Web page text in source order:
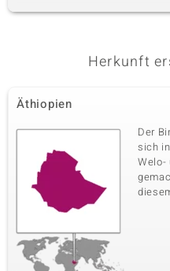
Herkunft
Äthiopien
Der
sich
Welo-